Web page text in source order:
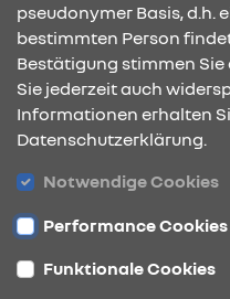
ÖFFNUNGSZEITEN
pseudonymer Basis, d.h.
bestimmten Person
Bestätigung stimmen Sie
Sie jederzeit auch
Informationen erhalten
Datenschutzerklärung.
Notwendige Cookies
Performance Cookies
Funktionale Cookies